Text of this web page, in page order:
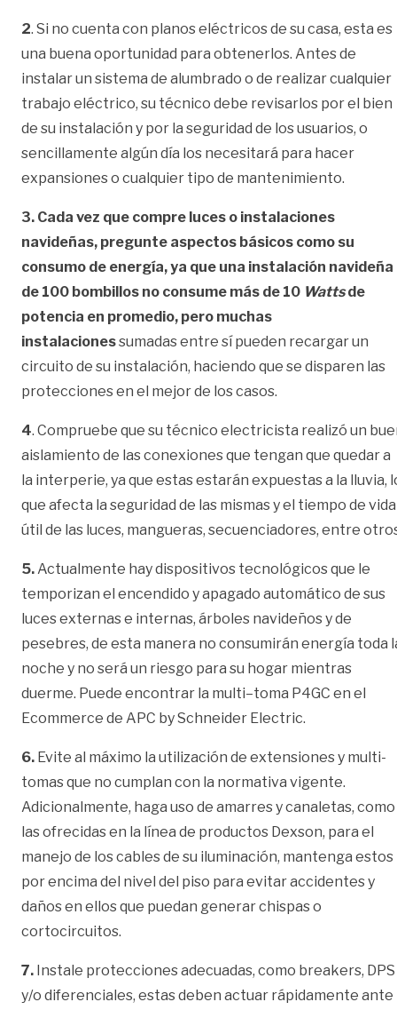
2. Si no cuenta con planos eléctricos de su casa, esta es
una buena oportunidad para obtenerlos. Antes de
instalar un sistema de alumbrado o de realizar cualquier
trabajo eléctrico, su técnico debe revisarlos por el bien
de su instalación y por la seguridad de los usuarios, o
sencillamente algún día los necesitará para hacer
expansiones o cualquier tipo de mantenimiento.
3. Cada vez que compre luces o instalaciones
navideñas, pregunte aspectos básicos como su
consumo de energía, ya que una instalación navideña
de 100 bombillos no consume más de 10 Wattsde
potencia en promedio, pero muchas
instalacionessumadas entre sí pueden recargar un
circuito de su instalación, haciendo que se disparen las
protecciones en el mejor de los casos.
4. Compruebe que su técnico electricista realizó un
aislamiento de las conexiones que tengan que quedar a
la interperie, ya que estas estarán expuestas a la lluvia,
que afecta la seguridad de las mismas y el tiempo de vida
útil de las luces, mangueras, secuenciadores, entre
5.Actualmente hay dispositivos tecnológicos que le
temporizan el encendido y apagado automático de sus
luces externas e internas, árboles navideños y de
pesebres, de esta manera no consumirán energía toda
noche y no será un riesgo para su hogar mientras
duerme. Puede encontrar la multi–toma P4GC en el
Ecommerce de APC by Schneider Electric.
6. Evite al máximo la utilización de extensiones y multi-
tomas que no cumplan con la normativa vigente.
Adicionalmente, haga uso de amarres y canaletas, como
las ofrecidas en la línea de productos Dexson, para el
manejo de los cables de su iluminación, mantenga estos
por encima del nivel del piso para evitar accidentes y
daños en ellos que puedan generar chispas o
cortocircuitos.
7. Instale protecciones adecuadas, como breakers, DPS
y/o diferenciales, estas deben actuar rápidamente ante